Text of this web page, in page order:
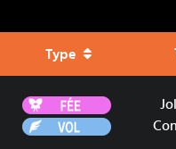
Type
Fée
Vol